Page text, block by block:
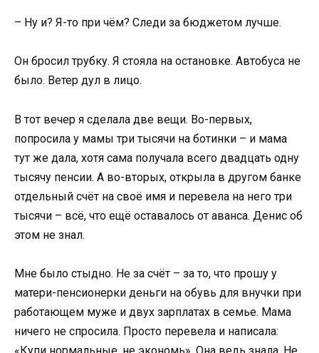
– Ну и? Я-то при чём? Следи за бюджетом лучше.
Он бросил трубку. Я стояла на остановке. Автобуса не
было. Ветер дул в лицо.
В тот вечер я сделала две вещи. Во-первых,
попросила у мамы три тысячи на ботинки – и мама
тут же дала, хотя сама получала всего двадцать одну
тысячу пенсии. А во-вторых, открыла в другом банке
отдельный счёт на своё имя и перевела на него три
тысячи – всё, что ещё оставалось от аванса. Денис об
этом не знал.
Мне было стыдно. Не за счёт – за то, что прошу у
матери-пенсионерки деньги на обувь для внучки при
работающем муже и двух зарплатах в семье. Мама
ничего не спросила. Просто перевела и написала: